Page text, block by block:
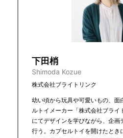
下田梢
Shimoda Kozue
株式会社ブライトリンク
幼い頃から玩具や可愛いもの、面
ルトイメーカー「株式会社ブラ
にてデザインを学びながら、企画
行う。カプセルトイを開けたとき